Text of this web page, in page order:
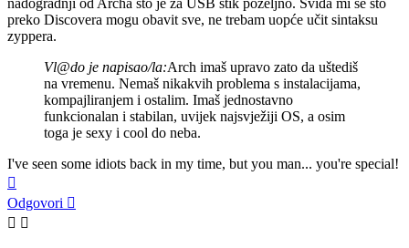
nadogradnji od Archa što je za USB stik poželjno. Sviđa mi se što
preko Discovera mogu obavit sve, ne trebam uopće učit sintaksu
zyppera.
Vl@do je napisao/la:Arch imaš upravo zato da uštediš
na vremenu. Nemaš nikakvih problema s instalacijama,
kompajliranjem i ostalim. Imaš jednostavno
funkcionalan i stabilan, uvijek najsvježiji OS, a osim
toga je sexy i cool do neba.
I've seen some idiots back in my time, but you man... you're special!
Odgovori